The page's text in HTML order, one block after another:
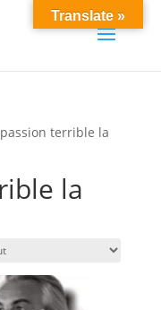
terrible la
la
Translate »